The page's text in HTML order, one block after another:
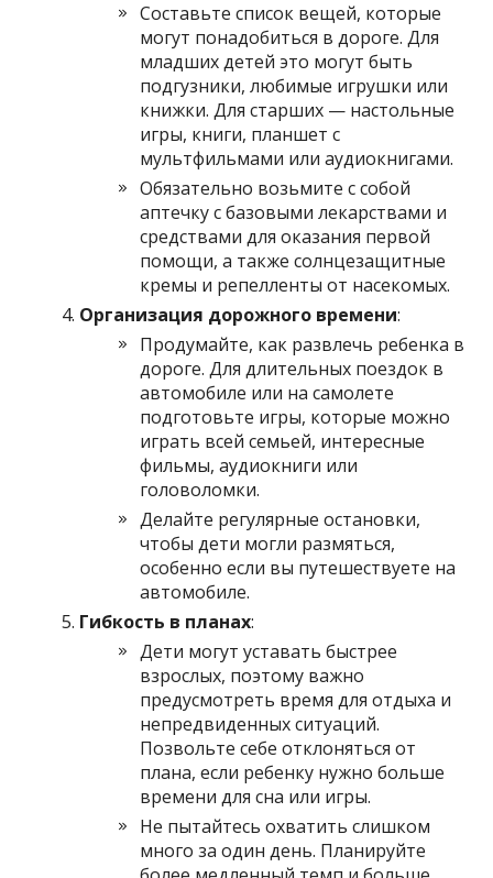
Составьте список вещей, которые
могут понадобиться в дороге. Для
младших детей это могут быть
подгузники, любимые игрушки или
книжки. Для старших — настольные
игры, книги, планшет с
мультфильмами или аудиокнигами.
Обязательно возьмите с собой
аптечку с базовыми лекарствами и
средствами для оказания первой
помощи, а также солнцезащитные
кремы и репелленты от насекомых.
Организация дорожного времени:
Продумайте, как развлечь ребенка в
дороге. Для длительных поездок в
автомобиле или на самолете
подготовьте игры, которые можно
играть всей семьей, интересные
фильмы, аудиокниги или
головоломки.
Делайте регулярные остановки,
чтобы дети могли размяться,
особенно если вы путешествуете на
автомобиле.
Гибкость в планах:
Дети могут уставать быстрее
взрослых, поэтому важно
предусмотреть время для отдыха и
непредвиденных ситуаций.
Позвольте себе отклоняться от
плана, если ребенку нужно больше
времени для сна или игры.
Не пытайтесь охватить слишком
много за один день. Планируйте